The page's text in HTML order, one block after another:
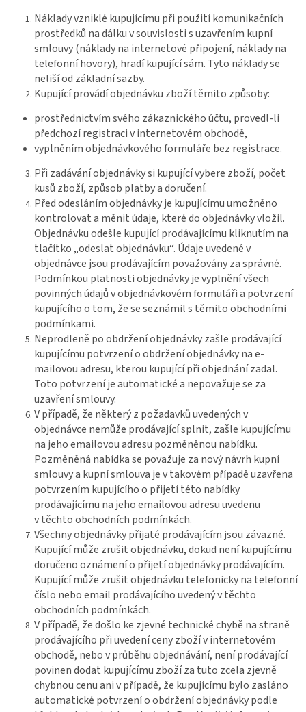
Náklady vzniklé kupujícímu při použití komunikačních
prostředků na dálku v souvislosti s uzavřením kupní
smlouvy (náklady na internetové připojení, náklady na
telefonní hovory), hradí kupující sám. Tyto náklady se
neliší od základní sazby.
Kupující provádí objednávku zboží těmito způsoby:
prostřednictvím svého zákaznického účtu, provedl-li
předchozí registraci v internetovém obchodě,
vyplněním objednávkového formuláře bez registrace.
Při zadávání objednávky si kupující vybere zboží, počet
kusů zboží, způsob platby a doručení.
Před odesláním objednávky je kupujícímu umožněno
kontrolovat a měnit údaje, které do objednávky vložil.
Objednávku odešle kupující prodávajícímu kliknutím na
tlačítko „odeslat objednávku“. Údaje uvedené v
objednávce jsou prodávajícím považovány za správné.
Podmínkou platnosti objednávky je vyplnění všech
povinných údajů v objednávkovém formuláři a potvrzení
kupujícího o tom, že se seznámil s těmito obchodními
podmínkami.
Neprodleně po obdržení objednávky zašle prodávající
kupujícímu potvrzení o obdržení objednávky na e-
mailovou adresu, kterou kupující při objednání zadal.
Toto potvrzení je automatické a nepovažuje se za
uzavření smlouvy.
V případě, že některý z požadavků uvedených v
objednávce nemůže prodávající splnit, zašle kupujícímu
na jeho emailovou adresu pozměněnou nabídku.
Pozměněná nabídka se považuje za nový návrh kupní
smlouvy a kupní smlouva je v takovém případě uzavřena
potvrzením kupujícího o přijetí této nabídky
prodávajícímu na jeho emailovou adresu uvedenu
v těchto obchodních podmínkách.
Všechny objednávky přijaté prodávajícím jsou závazné.
Kupující může zrušit objednávku, dokud není kupujícímu
doručeno oznámení o přijetí objednávky prodávajícím.
Kupující může zrušit objednávku telefonicky na telefonní
číslo nebo email prodávajícího uvedený v těchto
obchodních podmínkách.
V případě, že došlo ke zjevné technické chybě na straně
prodávajícího při uvedení ceny zboží v internetovém
obchodě, nebo v průběhu objednávání, není prodávající
povinen dodat kupujícímu zboží za tuto zcela zjevně
chybnou cenu ani v případě, že kupujícímu bylo zasláno
automatické potvrzení o obdržení objednávky podle